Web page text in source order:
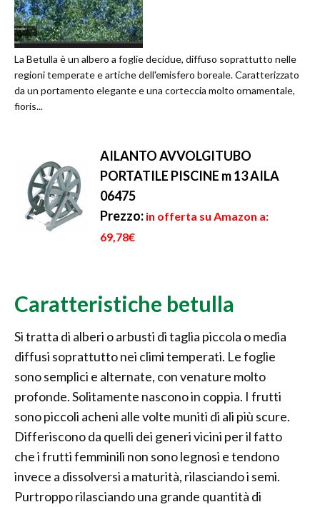
La Betulla è un albero a foglie decidue, diffuso soprattutto nelle
regioni temperate e artiche dell'emisfero boreale. Caratterizzato
da un portamento elegante e una corteccia molto ornamentale,
fioris...
AILANTO AVVOLGITUBO
PORTATILE PISCINE m 13 AILA
06475
Prezzo: in offerta su Amazon a:
69,78€
Caratteristiche betulla
Si tratta di alberi o arbusti di taglia piccola o media
diffusi soprattutto nei climi temperati. Le foglie
sono semplici e alternate, con venature molto
profonde. Solitamente nascono in coppia. I frutti
sono piccoli acheni alle volte muniti di ali più scure.
Differiscono da quelli dei generi vicini per il fatto
che i frutti femminili non sono legnosi e tendono
invece a dissolversi a maturità, rilasciando i semi.
Purtroppo rilasciando una grande quantità di